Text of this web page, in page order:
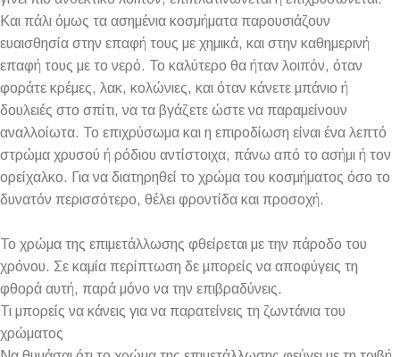
Και πάλι όμως τα ασημένια κοσμήματα παρουσιάζουν
ευαισθησία στην επαφή τους με χημικά, και στην καθημερινή
επαφή τους με το νερό. Το καλύτερο θα ήταν λοιπόν, όταν
φοράτε κρέμες, λακ, κολώνιες, και όταν κάνετε μπάνιο ή
δουλειές στο σπίτι, να τα βγάζετε ώστε να παραμείνουν
αναλλοίωτα. Το επιχρύσωμα και η επιροδίωση είναι ένα λεπτό
στρώμα χρυσού ή ρόδιου αντίστοιχα, πάνω από το ασήμι ή τον
ορείχαλκο. Για να διατηρηθεί το χρώμα του κοσμήματος όσο το
δυνατόν περισσότερο, θέλει φροντίδα και προσοχή.
Το χρώμα της επιμετάλλωσης φθείρεται με την πάροδο του
χρόνου. Σε καμία περίπτωση δε μπορείς να αποφύγεις τη
φθορά αυτή, παρά μόνο να την επιβραδύνεις.
Τι μπορείς να κάνεις για να παρατείνεις τη ζωντάνια του
χρώματος